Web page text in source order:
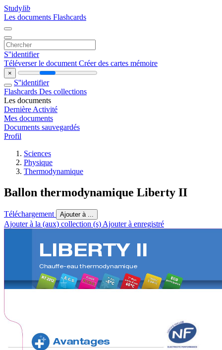
Studylib
Les documents Flashcards
S''identifier
Téléverser le document Créer des cartes mémoire
×
S''identifier
Flashcards Des collections
Les documents
Dernière Activité
Mes documents
Documents sauvegardés
Profil
Sciences
Physique
Thermodynamique
Ballon thermodynamique Liberty II
Téléchargement Ajouter à ...
Ajouter à la (aux) collection (s) Ajouter à enregistré
Avantages
Chauffe-eau thermodynamique
LIBERTY II